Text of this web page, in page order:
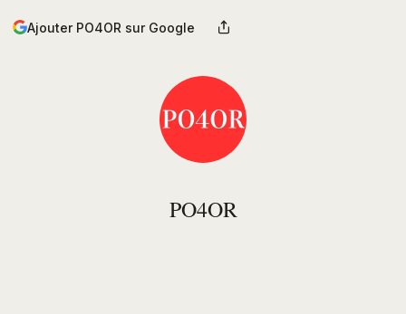
Ajouter PO4OR sur Google
PO4OR